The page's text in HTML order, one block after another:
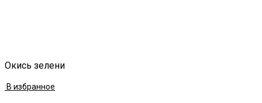
Окись зелени
В избранное